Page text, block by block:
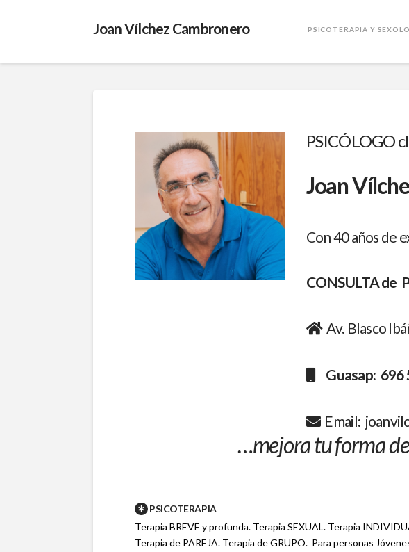
Joan Vílchez Cambronero PSICOTERAPIA Y
PSICÓLOGO
Joan
Con 40 años de
CONSULTA de
Av. Blasco
Guasap: 696
Email:
…mejora tu forma
PSICOTERAPIA
Terapia BREVE y profunda. Terapia SEXUAL. Terapia
Terapia de PAREJA. Terapia de GRUPO. Para personas